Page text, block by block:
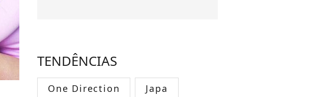
TENDÊNCIAS
One Direction Japa